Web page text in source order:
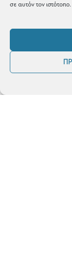
σε αυτόν τον ιστότοπο.